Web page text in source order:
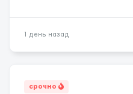
1 день назад
срочно